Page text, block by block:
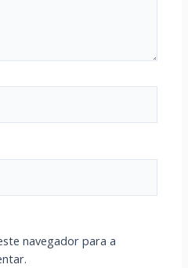
navegador para a